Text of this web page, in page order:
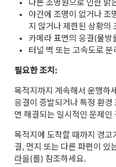
다른 조명원으로 인한 밝
야간에 조명이 없거나 조
지 않거나 제한된 상황의
카메라 표면의 응결(물방
터널 벽 또는 고속도로
필요한 조치:
목적지까지 계속해서 운행하
응결이 증발되거나 특정 환경
면 해결되는 일시적인 문제인
목적지에 도착할 때까지 경
결, 먼지 또는 다른 파편이 있
라을(를) 참조하세요.